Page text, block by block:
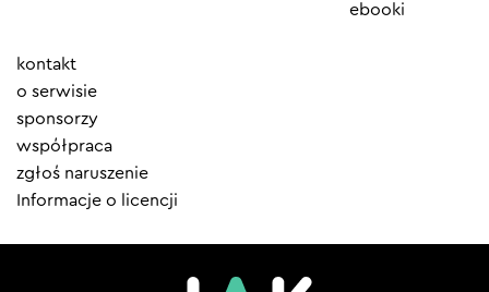
ebooki
Element
menu
kontakt
o serwisie
sponsorzy
współpraca
zgłoś naruszenie
Informacje o licencji